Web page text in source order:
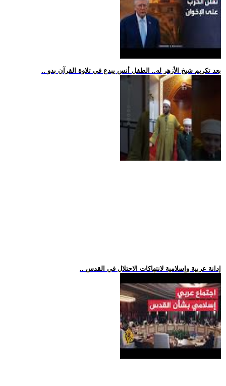
.. بعد تكريم شيخ الأزهر له.. الطفل أنس يبدع في تلاوة القرآن بدو
.. إدانة عربية وإسلامية لانتهاكات الاحتلال في القدس